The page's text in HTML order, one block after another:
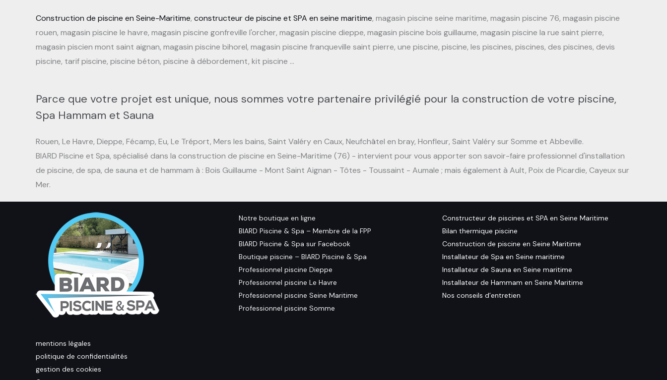
Construction de piscine en Seine-Maritime, constructeur de piscine et SPA en seine maritime, magasin piscine seine maritime, magasin piscine 76, magasin piscine
rouen, magasin piscine le havre, magasin piscine gonfreville l'orcher, magasin piscine dieppe, magasin piscine bois guillaume, magasin piscine la rue saint pierre,
magasin piscien mont saint aignan, magasin piscine bihorel, magasin piscine franqueville saint pierre, une piscine, piscine, les piscines, piscines, des piscines, devis
piscine, tarif piscine, piscine béton, piscine à débordement, kit piscine …
Parce que votre projet est unique, nous sommes votre partenaire privilégié pour la construction de votre piscine,
Spa Hammam et Sauna
Rouen, Le Havre, Dieppe, Fécamp, Eu, Le Tréport, Mers les bains, Saint Valéry en Caux, Neufchâtel en bray, Honfleur, Saint Valéry sur Somme et Abbeville.
BIARD Piscine et Spa, spécialisé dans la construction de piscine en Seine-Maritime (76) - intervient pour vous apporter son savoir-faire professionnel d'installation
de piscine, de spa, de sauna et de hammam à : Bois Guillaume - Mont Saint Aignan - Tôtes - Toussaint - Aumale ; mais également à Ault, Poix de Picardie, Cayeux sur
Mer.
mentions légales
politique de confidentialités
gestion des cookies
Notre boutique en ligne
BIARD Piscine & Spa – Membre de la FPP
BIARD Piscine & Spa sur Facebook
Boutique piscine – BIARD Piscine & Spa
Professionnel piscine Dieppe
Professionnel piscine Le Havre
Professionnel piscine Seine Maritime
Professionnel piscine Somme
Constructeur de piscines et SPA en Seine Maritime
Bilan thermique piscine
Construction de piscine en Seine Maritime
Installateur de Spa en Seine maritime
Installateur de Sauna en Seine maritime
Installateur de Hammam en Seine Maritime
Nos conseils d’entretien